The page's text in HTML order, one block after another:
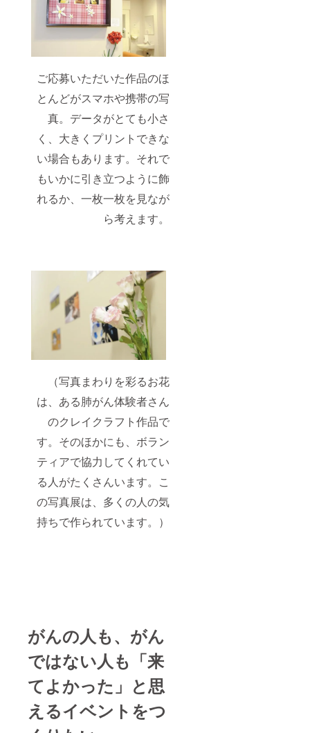
ご応募いただいた作品のほ
とんどがスマホや携帯の写
真。データがとても小さ
く、大きくプリントできな
い場合もあります。それで
もいかに引き立つように飾
れるか、一枚一枚を見なが
ら考えます。
（写真まわりを彩るお花
は、ある肺がん体験者さん
のクレイクラフト作品で
す。そのほかにも、ボラン
ティアで協力してくれてい
る人がたくさんいます。こ
の写真展は、多くの人の気
持ちで作られています。）
がんの人も、がん
ではない人も「来
てよかった」と思
えるイベントをつ